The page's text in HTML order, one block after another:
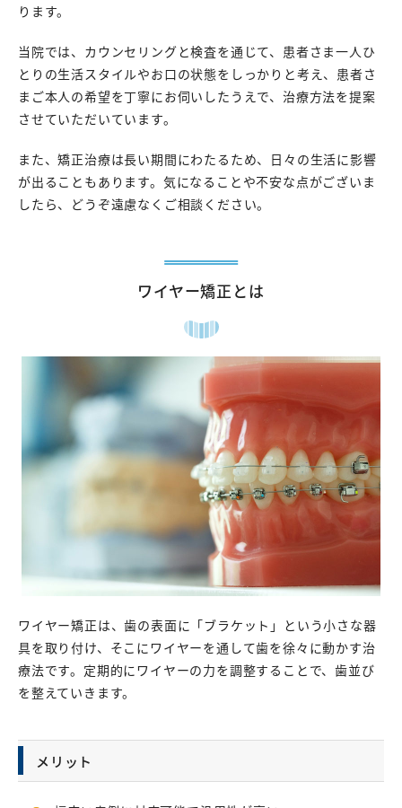
ります。
当院では、カウンセリングと検査を通じて、患者さま一人ひ
とりの生活スタイルやお口の状態をしっかりと考え、患者さ
まご本人の希望を丁寧にお伺いしたうえで、治療方法を提案
させていただいています。
また、矯正治療は長い期間にわたるため、日々の生活に影響
が出ることもあります。気になることや不安な点がございま
したら、どうぞ遠慮なくご相談ください。
ワイヤー矯正とは
ワイヤー矯正は、歯の表面に「ブラケット」という小さな器
具を取り付け、そこにワイヤーを通して歯を徐々に動かす治
療法です。定期的にワイヤーの力を調整することで、歯並び
を整えていきます。
メリット